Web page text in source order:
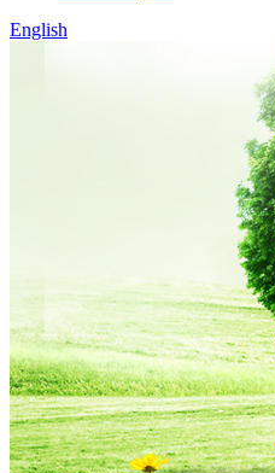
English